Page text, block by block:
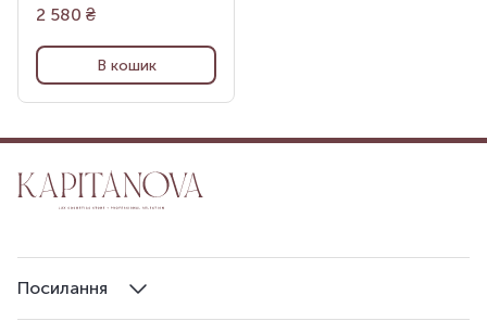
2 580 ₴
В кошик
Посилання